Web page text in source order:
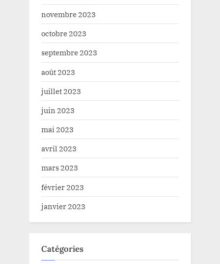
novembre 2023
octobre 2023
septembre 2023
août 2023
juillet 2023
juin 2023
mai 2023
avril 2023
mars 2023
février 2023
janvier 2023
Catégories